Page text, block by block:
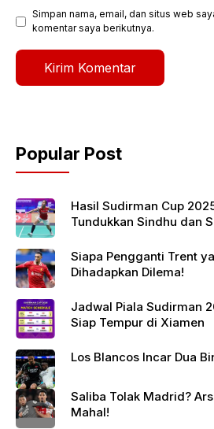
Simpan nama, email, dan situs web
komentar saya berikutnya.
Popular Post
Hasil Sudirman Cup
Tundukkan Sindhu dan
Siapa Pengganti Trent
Dihadapkan Dilema!
Jadwal Piala Sudirman
Siap Tempur di Xiamen
Los Blancos Incar Dua
Saliba Tolak Madrid?
Mahal!